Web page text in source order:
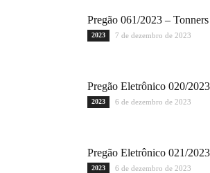
Pregão 061/2023 – Tonners
2023 7 de dezembro de 2023
Pregão Eletrônico 020/
2023 6 de dezembro de 2023
Pregão Eletrônico 021/
2023 6 de dezembro de 2023